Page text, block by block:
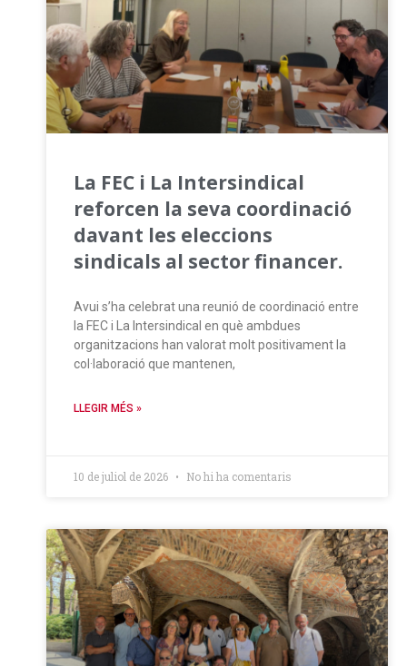
La FEC i La Intersindical
reforcen la seva coordinació
davant les eleccions
sindicals al sector financer.
Avui s’ha celebrat una reunió de coordinació entre
la FEC i La Intersindical en què ambdues
organitzacions han valorat molt positivament la
col·laboració que mantenen,
LLEGIR MÉS »
10 de juliol de 2026 No hi ha comentaris